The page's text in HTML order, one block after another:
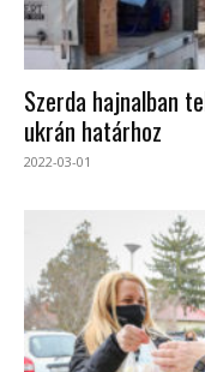
Szerda hajnalban
ukrán határhoz
2022-03-01